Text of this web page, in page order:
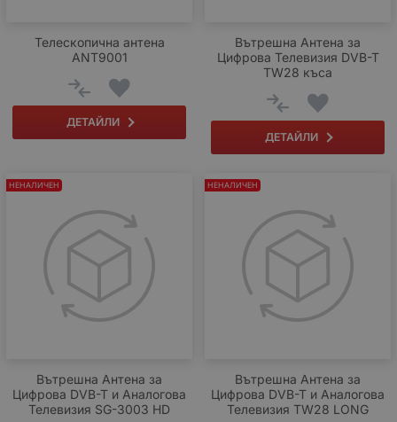
Телескопична антена
ANT9001
ДЕТАЙЛИ
Вътрешна Антена за
Цифрова Телевизия DVB-T
TW28 къса
ДЕТАЙЛИ
Вътрешна Антена за
Цифрова DVB-T и Аналогова
Телевизия SG-3003 HD
НЕНАЛИЧЕН
Вътрешна Антена за
Цифрова DVB-T и Аналогова
Телевизия TW28 LONG
НЕНАЛИЧЕН